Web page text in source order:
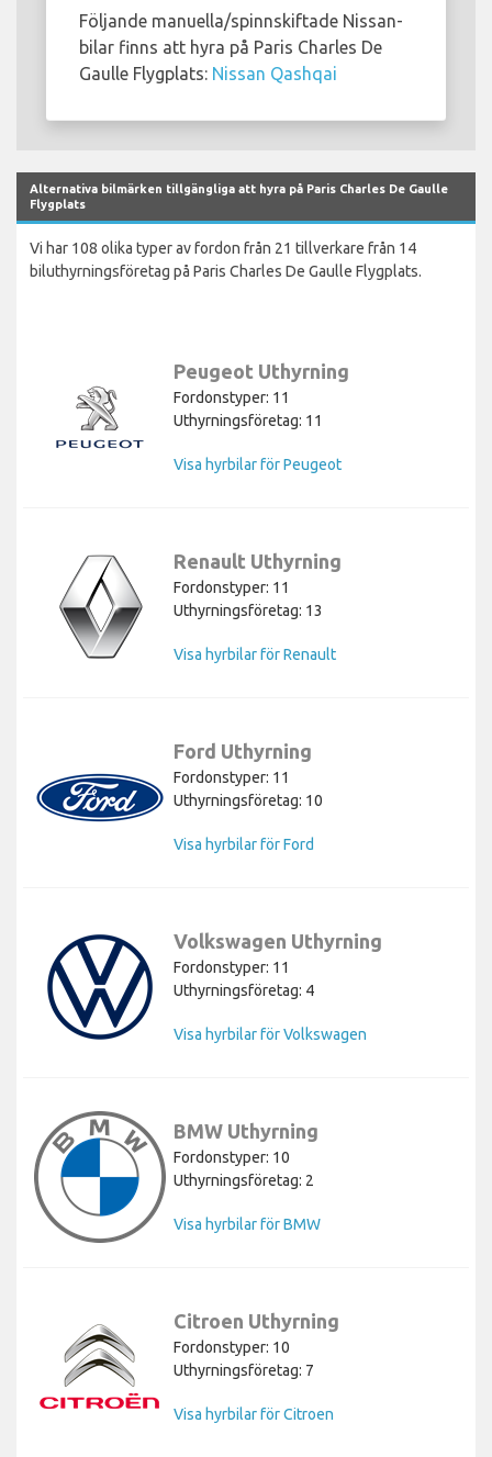
Följande manuella/spinnskiftade Nissan-
bilar finns att hyra på Paris Charles De
Gaulle Flygplats: Nissan Qashqai
Alternativa bilmärken tillgängliga att hyra på Paris Charles De Gaulle
Flygplats
Vi har 108 olika typer av fordon från 21 tillverkare från 14
biluthyrningsföretag på Paris Charles De Gaulle Flygplats.
Peugeot Uthyrning
Fordonstyper: 11
Uthyrningsföretag: 11
Visa hyrbilar för Peugeot
Renault Uthyrning
Fordonstyper: 11
Uthyrningsföretag: 13
Visa hyrbilar för Renault
Ford Uthyrning
Fordonstyper: 11
Uthyrningsföretag: 10
Visa hyrbilar för Ford
Volkswagen Uthyrning
Fordonstyper: 11
Uthyrningsföretag: 4
Visa hyrbilar för Volkswagen
BMW Uthyrning
Fordonstyper: 10
Uthyrningsföretag: 2
Visa hyrbilar för BMW
Citroen Uthyrning
Fordonstyper: 10
Uthyrningsföretag: 7
Visa hyrbilar för Citroen